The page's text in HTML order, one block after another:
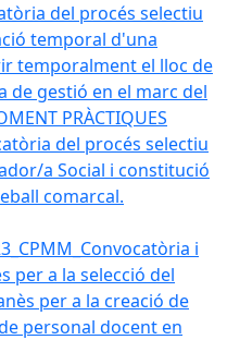
del procés selectiu
temporal d'una
temporalment el lloc de
de gestió en el marc del
PRÀCTIQUES
del procés selectiu
a Social i constitució
comarcal.
i
per a la selecció del
per a la creació de
personal docent en